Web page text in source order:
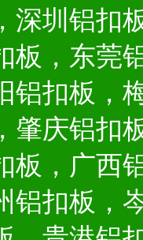
深圳铝扣
板，东莞
铝扣板，
肇庆铝扣
板，广西
铝扣板，